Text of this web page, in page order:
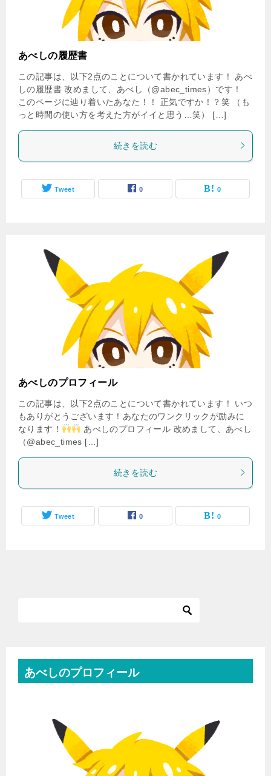
あべしの履歴書
この記事は、以下2点のことについて書かれています！ あべ
しの履歴書 改めまして、あべし（@abec_times）です！
このページに辿り着いたあなた！！ 正気ですか！？笑 （も
っと時間の使い方を考えた方がイイと思う…笑） […]
続きを読む
Tweet 0 0
あべしのプロフィール
この記事は、以下2点のことについて書かれています！ いつ
もありがとうございます！あなたのワンクリックが励みに
なります！
あべしのプロフィール 改めまして、あべし
（@abec_times […]
続きを読む
Tweet 0 0
あべしのプロフィール